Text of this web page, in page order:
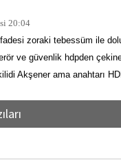
20:04
zoraki tebessüm ile
ve güvenlik hdpden
Akşener ama anahtarı